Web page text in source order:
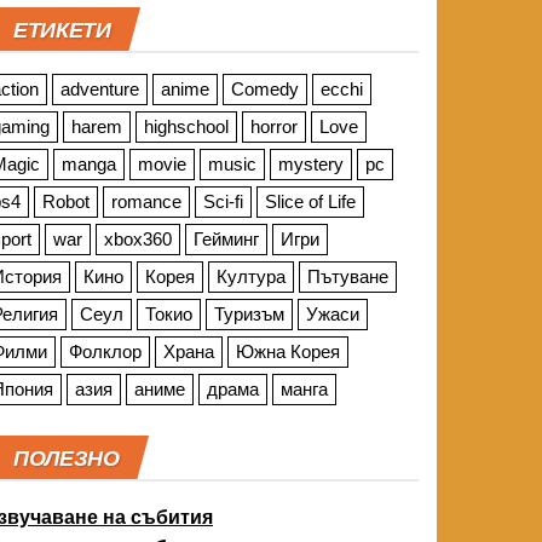
ЕТИКЕТИ
adventure anime Comedy
ecchi
harem highschool horror
Love
manga movie music mystery
pc
Robot romance Sci-fi
Slice of Life
war xbox360 Гейминг
Игри
Кино Корея Култура
Пътуване
Сеул Токио Туризъм
Ужаси
Фолклор Храна
Южна Корея
азия аниме драма манга
ПОЛЕЗНО
на събития